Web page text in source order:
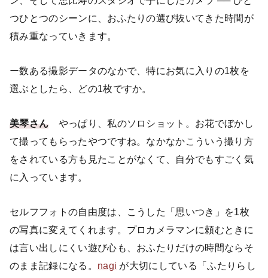
つひとつのシーンに、おふたりの選び抜いてきた時間が
積み重なっていきます。
ー数ある撮影データのなかで、特にお気に入りの1枚を
選ぶとしたら、どの1枚ですか。
美琴さん やっぱり、私のソロショット。お花でぼかし
て撮ってもらったやつですね。なかなかこういう撮り方
をされている方も見たことがなくて、自分でもすごく気
に入っています。
セルフフォトの自由度は、こうした「思いつき」を1枚
の写真に変えてくれます。プロカメラマンに頼むときに
は言い出しにくい遊び心も、おふたりだけの時間ならそ
のまま記録になる。 nagi が大切にしている「ふたりらし